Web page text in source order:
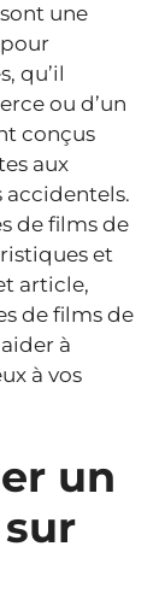
une
qu’il
ou d’un
conçus
aux
accidentels.
de films de
et
article,
de films de
à
à vos
un